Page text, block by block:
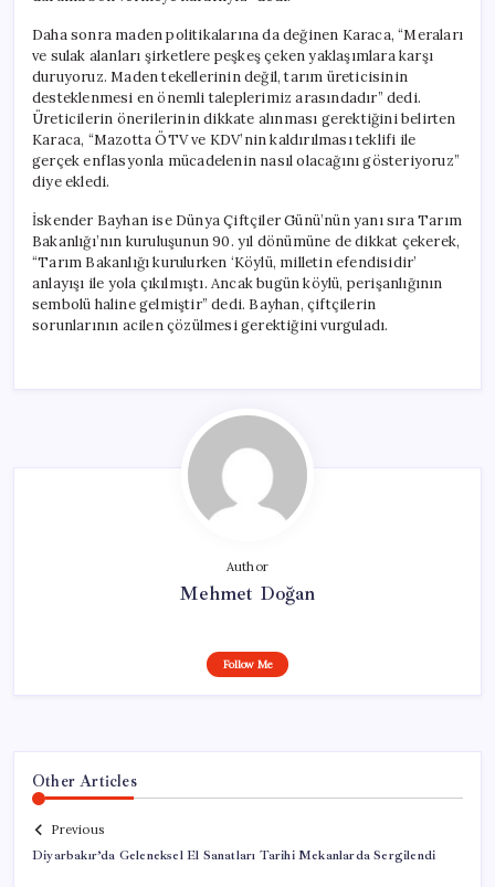
Daha sonra maden politikalarına da değinen Karaca, “Meraları
ve sulak alanları şirketlere peşkeş çeken yaklaşımlara karşı
duruyoruz. Maden tekellerinin değil, tarım üreticisinin
desteklenmesi en önemli taleplerimiz arasındadır” dedi.
Üreticilerin önerilerinin dikkate alınması gerektiğini belirten
Karaca, “Mazotta ÖTV ve KDV’nin kaldırılması teklifi ile
gerçek enflasyonla mücadelenin nasıl olacağını gösteriyoruz”
diye ekledi.
İskender Bayhan ise Dünya Çiftçiler Günü’nün yanı sıra Tarım
Bakanlığı’nın kuruluşunun 90. yıl dönümüne de dikkat çekerek,
“Tarım Bakanlığı kurulurken ‘Köylü, milletin efendisidir’
anlayışı ile yola çıkılmıştı. Ancak bugün köylü, perişanlığının
sembolü haline gelmiştir” dedi. Bayhan, çiftçilerin
sorunlarının acilen çözülmesi gerektiğini vurguladı.
Author
Mehmet Doğan
Follow Me
Other Articles
Previous
Diyarbakır’da Geleneksel El Sanatları Tarihi Mekanlarda Sergilendi